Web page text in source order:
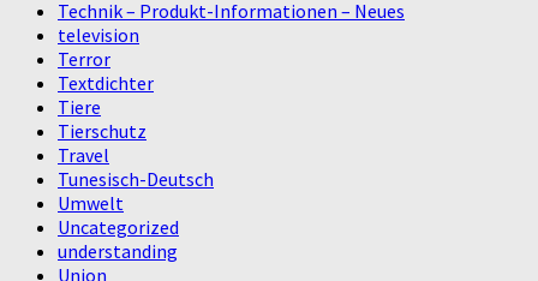
Technik – Produkt-Informationen – Neues
television
Terror
Textdichter
Tiere
Tierschutz
Travel
Tunesisch-Deutsch
Umwelt
Uncategorized
understanding
Union